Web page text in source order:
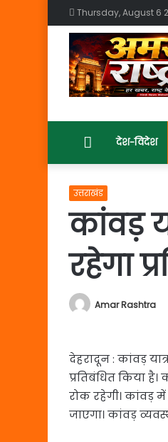
Thursday, August 6
Homeदेश-विदेश
उत्तराखंड
कांवड़
रहेगा
Amar Rashtra
देहरादून : कांवड़
प्रतिबंधित किया
रोक रहेगी। कांवड़
जाएगा। कांवड़